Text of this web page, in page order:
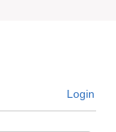
Login